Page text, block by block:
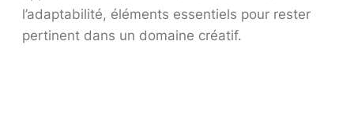
l’adaptabilité, éléments essentiels pour rester
pertinent dans un domaine créatif.